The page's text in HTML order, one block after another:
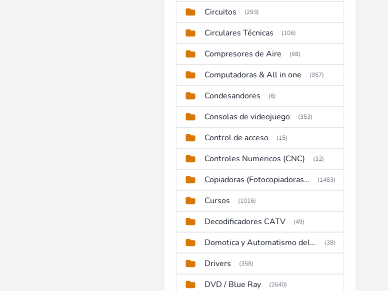
Circuitos (293)
Circulares Técnicas (106)
Compresores de Aire (68)
Computadoras & All in one (957)
Condesandores (6)
Consolas de videojuego (353)
Control de acceso (15)
Controles Numericos (CNC) (32)
Copiadoras (Fotocopiadoras, Multifunctions, Ploter, etc) (1483)
Cursos (1016)
Decodificadores CATV (49)
Domotica y Automatismo del hogar (38)
Drivers (358)
DVD / Blue Ray (2640)